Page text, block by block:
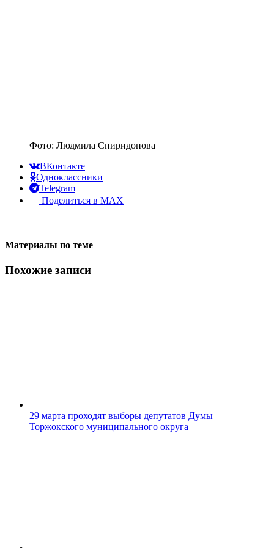
Фото: Людмила Спиридонова
ВКонтакте
Одноклассники
Telegram
Поделиться в MAX
Материалы по теме
Похожие записи
29 марта проходят выборы депутатов Думы
Торжокского муниципального округа